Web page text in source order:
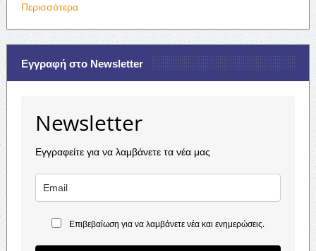
Περισσότερα
Εγγραφή στο Newsletter
Newsletter
Εγγραφείτε για να λαμβάνετε τα νέα μας
Επιβεβαίωση για να λαμβάνετε νέα και ενημερώσεις.